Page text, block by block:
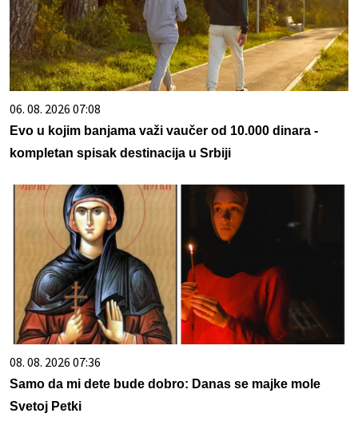
06. 08. 2026 07:08
Evo u kojim banjama važi vaučer od 10.000 dinara -
kompletan spisak destinacija u Srbiji
08. 08. 2026 07:36
Samo da mi dete bude dobro: Danas se majke mole
Svetoj Petki